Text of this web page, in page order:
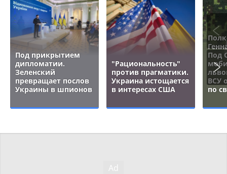
Под прикрытием
дипломатии.
Зеленский
превращает послов
Украины в шпионов
"Рациональность"
против прагматики.
Украина истощается
в интересах США
Под
ВСУ
по